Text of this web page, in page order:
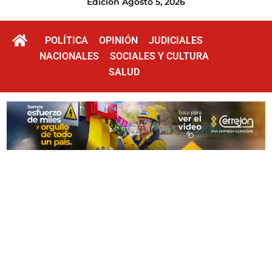
POLÍTICA OPINIÓN
JUDICIALES
NACIONALES
SOCIALES Y CULTURA
SALUD